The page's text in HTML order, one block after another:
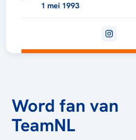
1 mei 1993
Word fan van
TeamNL